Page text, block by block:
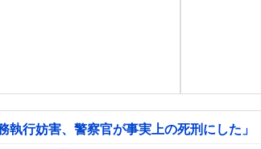
行妨害、警察官が事実上の死刑にした」